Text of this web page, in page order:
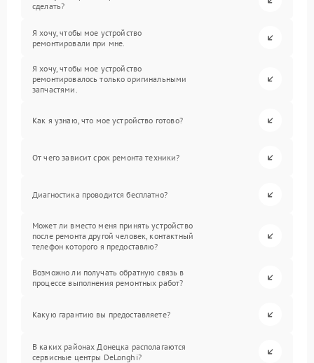
сделать?
Я хочу, чтобы мое устройство
ремонтировали при мне.
Я хочу, чтобы мое устройство
ремонтировалось только оригинальными
запчастями.
Как я узнаю, что мое устройство готово?
От чего зависит срок ремонта техники?
Диагностика проводится бесплатно?
Может ли вместо меня принять устройство
после ремонта другой человек, контактный
телефон которого я предоставлю?
Возможно ли получать обратную связь в
процессе выполнения ремонтных работ?
Какую гарантию вы предоставляете?
В каких районах Донецка располагаются
сервисные центры DeLonghi?